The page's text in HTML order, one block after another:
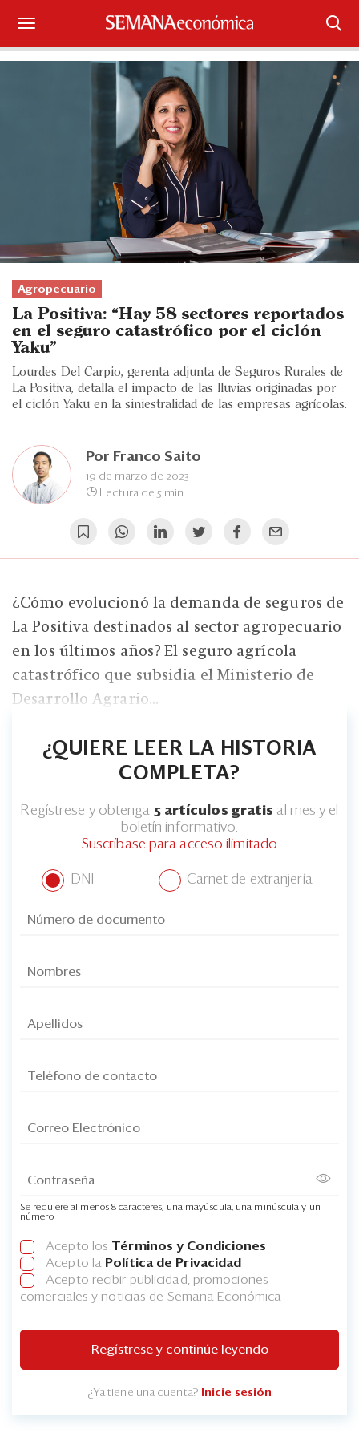
Suscríbase
¿Qué está pasando?
Sectores y Empresas
Management
Economía y Finanzas
Legal y Política
Blogs
Edición Impresa
Agropecuario
La Positiva: “Hay 58 sectores reportados
en el seguro catastrófico por el ciclón
Yaku”
Lourdes Del Carpio, gerenta adjunta de Seguros Rurales de
La Positiva, detalla el impacto de las lluvias originadas por
el ciclón Yaku en la siniestralidad de las empresas agrícolas.
Por Franco Saito
19 de marzo de 2023
Lectura de 5 min
¿Cómo evolucionó la demanda de seguros de
La Positiva destinados al sector agropecuario
en los últimos años? El seguro agrícola
catastrófico que subsidia el Ministerio de
Desarrollo Agrario...
¿QUIERE LEER LA HISTORIA
COMPLETA?
Regístrese y obtenga 5 artículos gratis al mes y el
boletín informativo.
Suscríbase para acceso ilimitado
DNI Carnet de extranjería
Se requiere al menos 8 caracteres, una mayúscula, una minúscula y un
número
Acepto los Términos y Condiciones
Acepto la Política de Privacidad
Acepto recibir publicidad, promociones
comerciales y noticias de Semana Económica
Regístrese y continúe leyendo
¿Ya tiene una cuenta? Inicie sesión